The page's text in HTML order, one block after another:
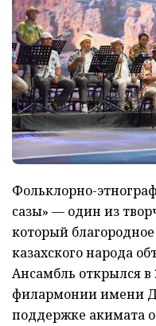
Фольклорно-
сазы» — один из
который
казахского народа
Ансамбль открылся в
филармонии имени
поддержке акимата